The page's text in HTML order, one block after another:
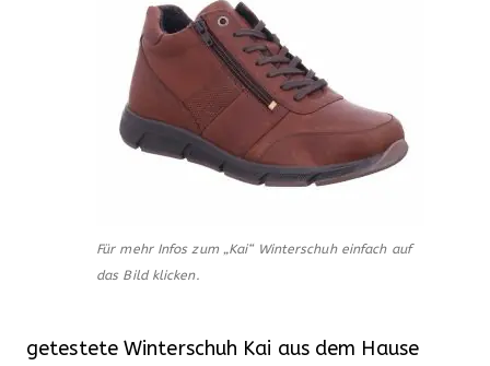
Für mehr Infos zum „Kai“ Winterschuh einfach auf
das Bild klicken.
getestete Winterschuh Kai aus dem Hause